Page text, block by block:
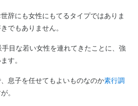
辞にも女性にもてるタイプではありま
でもありません。
目な若い女性を連れてきたことに、強
す。
息子を任せてもよいものなのか素行調
。